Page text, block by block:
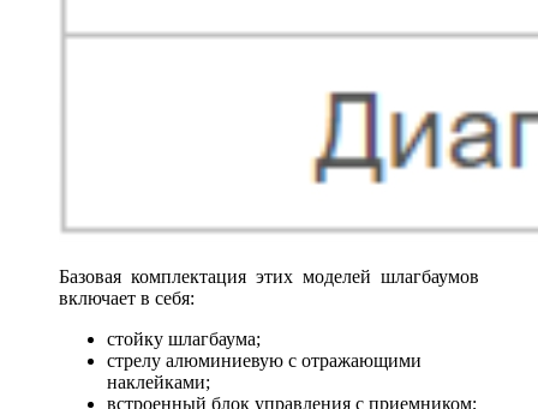
Базовая комплектация этих моделей шлагбаумов
включает в себя:
стойку шлагбаума;
стрелу алюминиевую с отражающими
наклейками;
встроенный блок управления с приемником;